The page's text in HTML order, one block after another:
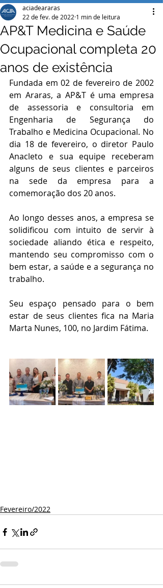
AP&T Medicina e Saúde
Ocupacional completa 20
anos de existência
aciadeararas
22 de fev. de 2022 1 min de leitura
Fundada em 02 de fevereiro de 2002
em Araras, a AP&T é uma empresa
de assessoria e consultoria em
Engenharia de Segurança do
Trabalho e Medicina Ocupacional. No
dia 18 de fevereiro, o diretor Paulo
Anacleto e sua equipe receberam
alguns de seus clientes e parceiros
na sede da empresa para a
comemoração dos 20 anos.
Ao longo desses anos, a empresa se
solidificou com intuito de servir à
sociedade aliando ética e respeito,
mantendo seu compromisso com o
bem estar, a saúde e a segurança no
trabalho.
Seu espaço pensado para o bem
estar de seus clientes fica na Maria
Marta Nunes, 100, no Jardim Fátima.
Fevereiro/2022